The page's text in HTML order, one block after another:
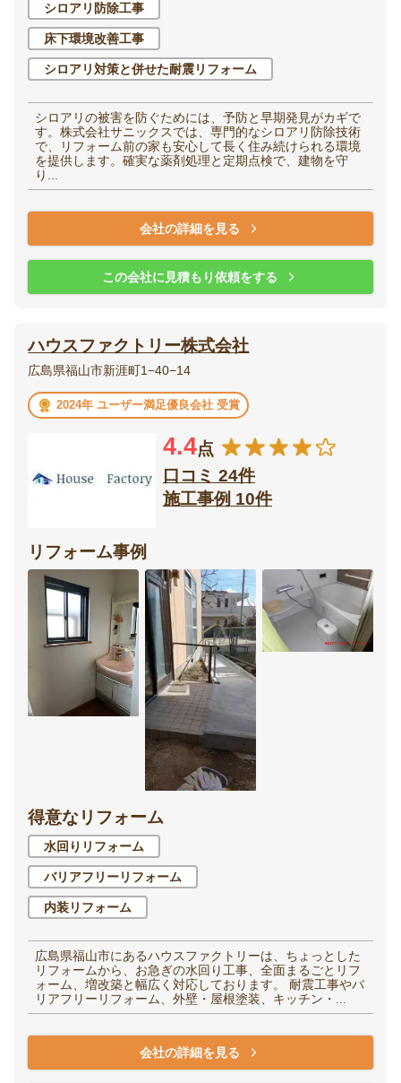
シロアリ防除工事
床下環境改善工事
シロアリ対策と併せた耐震リフォーム
シロアリの被害を防ぐためには、予防と早期発見がカギで
す。株式会社サニックスでは、専門的なシロアリ防除技術
で、リフォーム前の家も安心して長く住み続けられる環境
を提供します。確実な薬剤処理と定期点検で、建物を守
り...
会社の詳細を見る
この会社に見積もり依頼をする
ハウスファクトリー株式会社
広島県福山市新涯町1−40−14
2024年 ユーザー満足優良会社 受賞
4.4点
口コミ 24件
施工事例 10件
リフォーム事例
得意なリフォーム
水回りリフォーム
バリアフリーリフォーム
内装リフォーム
広島県福山市にあるハウスファクトリーは、ちょっとした
リフォームから、お急ぎの水回り工事、全面まるごとリフ
ォーム、増改築と幅広く対応しております。 耐震工事やバ
リアフリーリフォーム、外壁・屋根塗装、キッチン・...
会社の詳細を見る